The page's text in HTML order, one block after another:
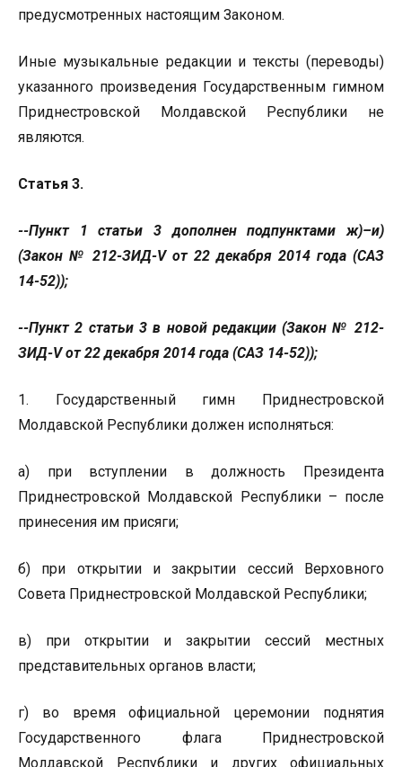
предусмотренных настоящим Законом.
Иные музыкальные редакции и тексты (переводы)
указанного произведения Государственным гимном
Приднестровской Молдавской Республики не
являются.
Статья 3.
--Пункт 1 статьи 3 дополнен подпунктами ж)–и)
(Закон № 212-ЗИД-V от 22 декабря 2014 года (САЗ
14-52));
--Пункт 2 статьи 3 в новой редакции (Закон № 212-
ЗИД-V от 22 декабря 2014 года (САЗ 14-52));
1. Государственный гимн Приднестровской
Молдавской Республики должен исполняться:
а) при вступлении в должность Президента
Приднестровской Молдавской Республики – после
принесения им присяги;
б) при открытии и закрытии сессий Верховного
Совета Приднестровской Молдавской Республики;
в) при открытии и закрытии сессий местных
представительных органов власти;
г) во время официальной церемонии поднятия
Государственного флага Приднестровской
Молдавской Республики и других официальных